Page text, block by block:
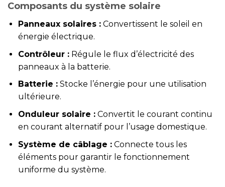
Composants du système solaire
Panneaux solaires :Convertissent le soleil en
énergie électrique.
Contrôleur :Régule le flux d’électricité des
panneaux à la batterie.
Batterie :Stocke l’énergie pour une utilisation
ultérieure.
Onduleur solaire :Convertit le courant continu
en courant alternatif pour l’usage domestique.
Système de câblage :Connecte tous les
éléments pour garantir le fonctionnement
uniforme du système.